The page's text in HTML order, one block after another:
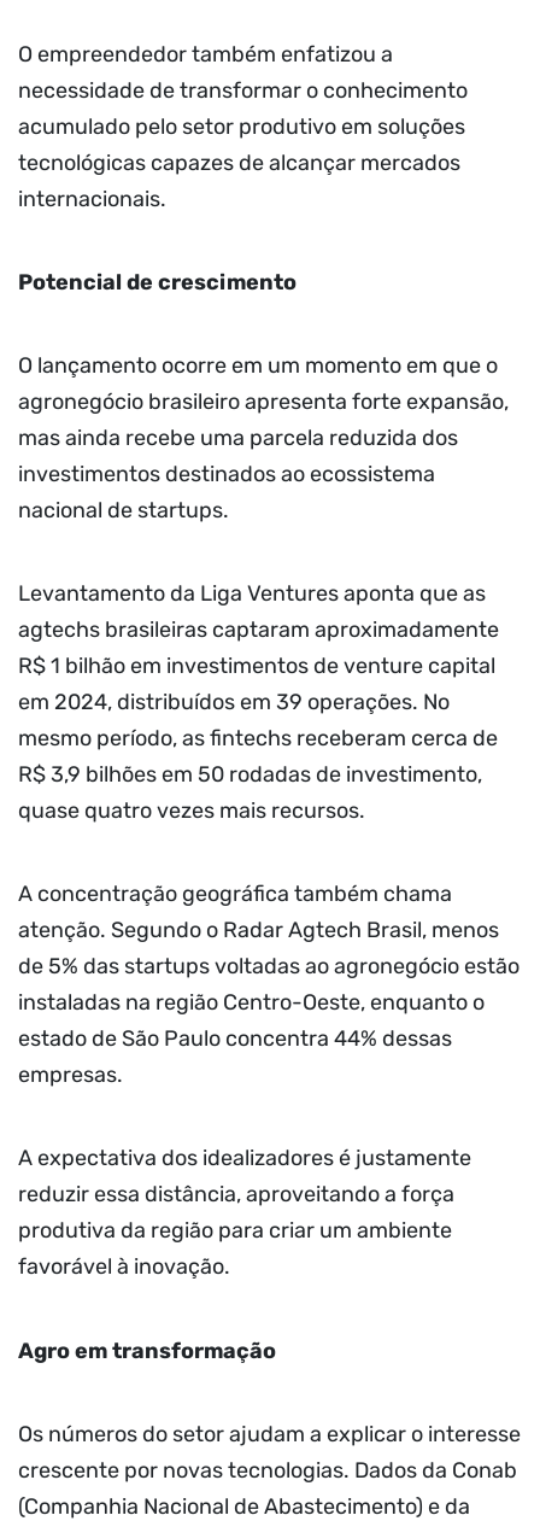
O empreendedor também enfatizou a
necessidade de transformar o conhecimento
acumulado pelo setor produtivo em soluções
tecnológicas capazes de alcançar mercados
internacionais.
Potencial de crescimento
O lançamento ocorre em um momento em que o
agronegócio brasileiro apresenta forte expansão,
mas ainda recebe uma parcela reduzida dos
investimentos destinados ao ecossistema
nacional de startups.
Levantamento da Liga Ventures aponta que as
agtechs brasileiras captaram aproximadamente
R$ 1 bilhão em investimentos de venture capital
em 2024, distribuídos em 39 operações. No
mesmo período, as fintechs receberam cerca de
R$ 3,9 bilhões em 50 rodadas de investimento,
quase quatro vezes mais recursos.
A concentração geográfica também chama
atenção. Segundo o Radar Agtech Brasil, menos
de 5% das startups voltadas ao agronegócio estão
instaladas na região Centro-Oeste, enquanto o
estado de São Paulo concentra 44% dessas
empresas.
A expectativa dos idealizadores é justamente
reduzir essa distância, aproveitando a força
produtiva da região para criar um ambiente
favorável à inovação.
Agro em transformação
Os números do setor ajudam a explicar o interesse
crescente por novas tecnologias. Dados da Conab
(Companhia Nacional de Abastecimento) e da